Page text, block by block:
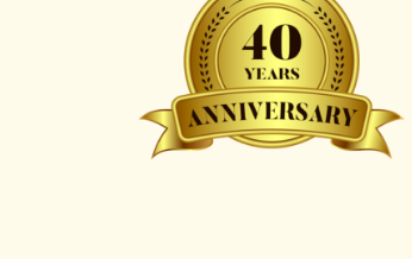
- Group Germany